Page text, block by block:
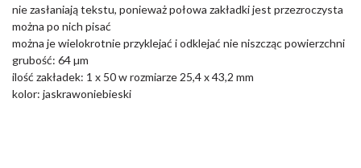
nie zasłaniają tekstu, ponieważ połowa zakładki jest przezroczysta
można po nich pisać
można je wielokrotnie przyklejać i odklejać nie niszcząc powierzchni
grubość: 64 µm
ilość zakładek: 1 x 50 w rozmiarze 25,4 x 43,2 mm
kolor: jaskrawoniebieski